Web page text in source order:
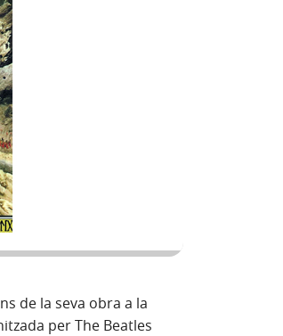
de la seva obra a la
per The Beatles